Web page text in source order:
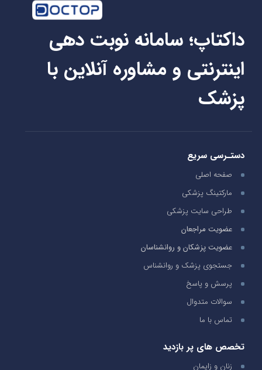
داکتاپ؛ سامانه نوبت دهی
اینترنتی و مشاوره آنلاین با
پزشک
دستـرسی سریع
صفحه اصلی
مارکتینگ پزشکی
طراحی سایت پزشکی
عضویت مراجعان
عضویت پزشکان و روانشناسان
جستجوی پزشک و روانشناس
پرسش و پاسخ
سوالات متدوال
تماس با ما
تخصص های پر بازدید
زنان و زایمان